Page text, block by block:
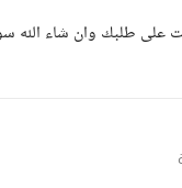
على طلبك وان شاء